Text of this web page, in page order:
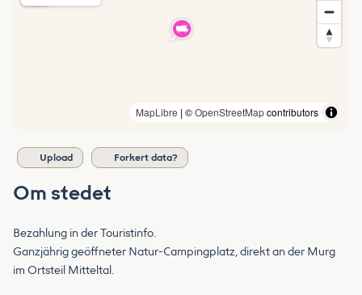
MapLibre | ©OpenStreetMapcontributors
Upload Forkert data?
Om stedet
Bezahlung in der Touristinfo.
Ganzjährig geöffneter Natur-Campingplatz, direkt an der Murg
im Ortsteil Mitteltal.